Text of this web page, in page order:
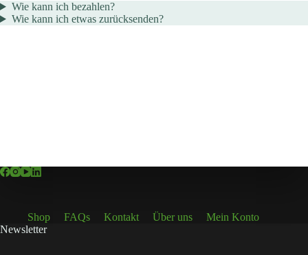
Wie kann ich bezahlen?
Wie kann ich etwas zurücksenden?
Shop FAQs Kontakt Über uns
Mein Konto
Newsletter